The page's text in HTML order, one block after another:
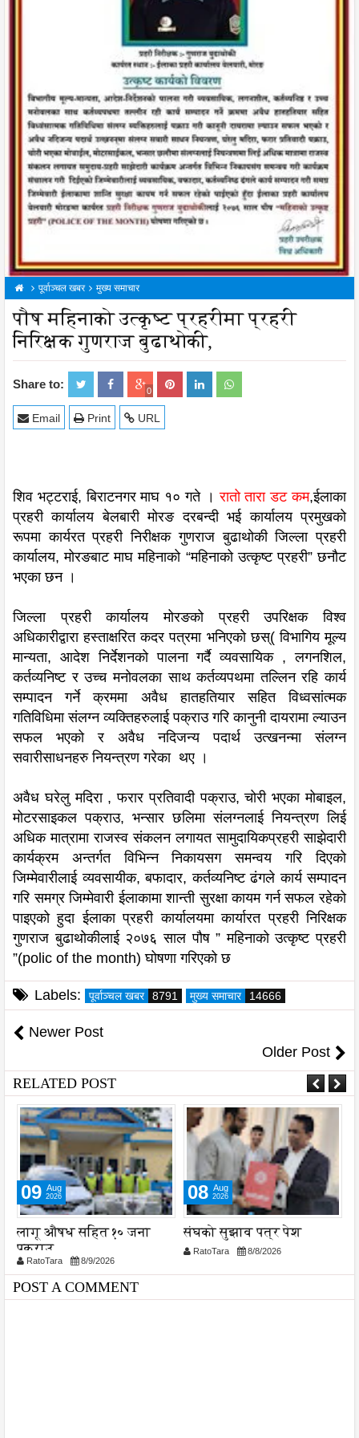
पूर्वाञ्चल खबर मुख्य समाचार
पौष महिनाको उत्कृष्ट प्रहरीमा प्रहरी
निरिक्षक गुणराज बुढाथोकी,
Share to: 0
URL
Print
Email
शिव भट्टराई, बिराटनगर माघ १० गते ।रातो तारा डट कम,ईलाका
प्रहरी कार्यालय बेलबारी मोरङ दरबन्दी भई कार्यालय प्रमुखको
रूपमा कार्यरत प्रहरी निरीक्षक गुणराज बुढाथोकी जिल्ला प्रहरी
कार्यालय, मोरङबाट माघ महिनाको “महिनाको उत्कृष्ट प्रहरी” छनौट
भएका छन ।
जिल्ला प्रहरी कार्यालय मोरङको प्रहरी उपरिक्षक विश्व
अधिकारीद्वारा हस्ताक्षरित कदर पत्रमा भनिएको छस्( विभागिय मूल्य
मान्यता, आदेश निर्देशनको पालना गर्दै व्यवसायिक , लगनशिल,
कर्तव्यनिष्ट र उच्च मनोवलका साथ कर्तव्यपथमा तल्लिन रहि कार्य
सम्पादन गर्ने क्रममा अवैध हातहतियार सहित विध्वसांत्मक
गतिविधिमा संलग्न व्यक्तिहरुलाई पक्राउ गरि कानुनी दायरामा ल्याउन
सफल भएको र अवैध नदिजन्य पदार्थ उत्खनन्मा संलग्न
सवारीसाधनहरु नियन्त्रण गरेका थए ।
अवैध घरेलु मदिरा , फरार प्रतिवादी पक्राउ, चोरी भएका मोबाइल,
मोटरसाइकल पक्राउ, भन्सार छलिमा संलग्नलाई नियन्त्रण लिई
अधिक मात्रामा राजस्व संकलन लगायत सामुदायिकप्रहरी साझेदारी
कार्यक्रम अन्तर्गत विभिन्न निकायसग समन्वय गरि दिएको
जिम्मेवारीलाई व्यवसायीक, बफादार, कर्तव्यनिष्ट ढंगले कार्य सम्पादन
गरि समग्र जिम्मेवारी ईलाकामा शान्ती सुरक्षा कायम गर्न सफल रहेको
पाइएको हुदा ईलाका प्रहरी कार्यालयमा कार्यारत प्रहरी निरिक्षक
गुणराज बुढाथोकीलाई २०७६ साल पौष ” महिनाको उत्कृष्ट प्रहरी
”(polic of the month) घोषणा गरिएको छ
Labels: पूर्वाञ्चल खबर 8791 मुख्य समाचार 14666
Newer Post
Older Post
RELATED POST
09 Aug
2026
लागू औषध सहित १० जना
पक्राउ
RatoTara 8/9/2026
08 Aug
2026
संघको सुझाव पत्र पेश
RatoTara 8/8/2026
POST A COMMENT